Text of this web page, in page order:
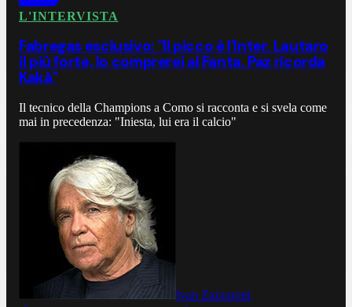
L'INTERVISTA
Fabregas esclusivo: "Il picco è l'Inter. Lautaro
il più forte, lo comprerei al Fanta. Paz ricorda
Kakà"
Il tecnico della Champions a Como si racconta e si svela come
mai in precedenza: "Iniesta, lui era il calcio"
Ivan Zazzaroni